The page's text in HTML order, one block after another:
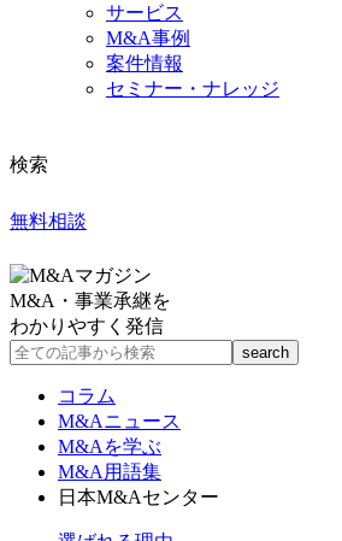
サービス
M&A事例
案件情報
セミナー・ナレッジ
検索
無料相談
M&A・事業承継を
わかりやすく発信
コラム
M&Aニュース
M&Aを学ぶ
M&A用語集
日本M&Aセンター